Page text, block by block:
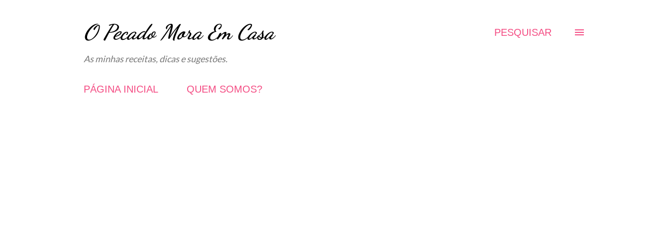
O Pecado Mora Em Casa
As minhas receitas, dicas e sugestões.
PESQUISAR
PÁGINA INICIAL QUEM SOMOS?